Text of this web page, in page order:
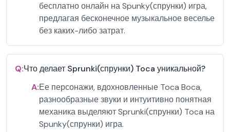
бесплатно онлайн на Spunky(спрунки) игра,
предлагая бесконечное музыкальное веселье
без каких-либо затрат.
Q:Что делает Sprunki(спрунки) Toca уникальной?
A:Ее персонажи, вдохновленные Toca Boca,
разнообразные звуки и интуитивно понятная
механика выделяют Sprunki(спрунки) Toca на
Spunky(спрунки) игра.